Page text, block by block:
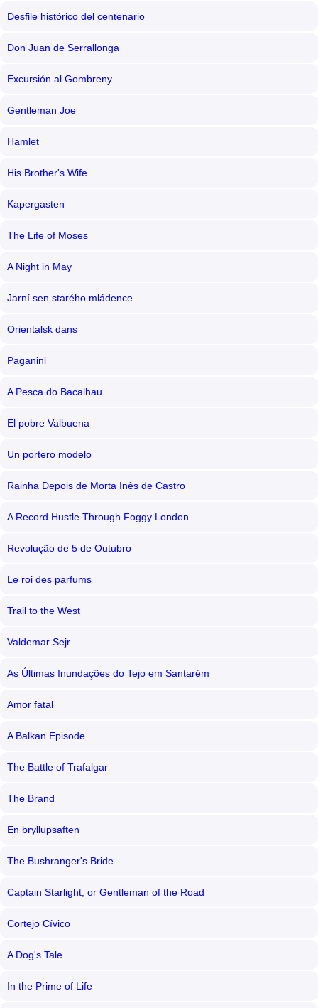
Desfile histórico del centenario
Don Juan de Serrallonga
Excursión al Gombreny
Gentleman Joe
Hamlet
His Brother's Wife
Kapergasten
The Life of Moses
A Night in May
Jarní sen starého mládence
Orientalsk dans
Paganini
A Pesca do Bacalhau
El pobre Valbuena
Un portero modelo
Rainha Depois de Morta Inês de Castro
A Record Hustle Through Foggy London
Revolução de 5 de Outubro
Le roi des parfums
Trail to the West
Valdemar Sejr
As Últimas Inundações do Tejo em Santarém
Amor fatal
A Balkan Episode
The Battle of Trafalgar
The Brand
En bryllupsaften
The Bushranger's Bride
Captain Starlight, or Gentleman of the Road
Cortejo Cívico
A Dog's Tale
In the Prime of Life